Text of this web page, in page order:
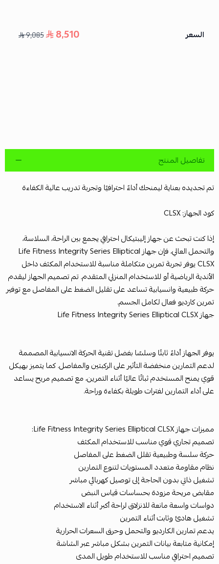
السعر 8,510
9,085
تفاصيل المنتج
تم تجديده بعناية ليمنحك أداءً احترافيًا وتجربة تدريب عالية الكفاءة
كود الجهاز: CLSX
إذا كنت تبحث عن جهاز إليبتيكال احترافي يجمع بين الراحة، السلاسة،
والتحمل العالي، فإن جهاز Life Fitness Integrity Series Elliptical
CLSX يوفر تجربة تمرين متكاملة مناسبة للاستخدام المكثف داخل
الأندية الرياضية أو للاستخدام المنزلي المتقدم. تم تصميم الجهاز ليقدم
حركة طبيعية وانسيابية تساعد على تقليل الضغط على المفاصل مع توفير
تمرين كارديو فعال لكامل الجسم.
جهاز Life Fitness Integrity Series Elliptical CLSX
يوفر الجهاز أداءً ثابتًا وسلسًا بفضل تقنية الحركة الانسيابية المصممة
لدعم التمارين منخفضة التأثير على الركبتين والمفاصل. كما يتميز بهيكل
قوي يمنح المستخدم ثباتًا عاليًا أثناء التمرين، مع تصميم مريح يساعد
على أداء التمارين لفترات طويلة بكفاءة وراحة.
مميزات جهاز Life Fitness Integrity Series Elliptical CLSX:
تصميم تجاري قوي مناسب للاستخدام المكثف
حركة سلسة وطبيعية تقلل الضغط على المفاصل
نظام مقاومة متعدد المستويات لتنوع التمارين
تشغيل ذاتي بدون الحاجة إلى توصيل كهربائي مباشر
مقابض مريحة مزودة بحساسات قياس النبض
دواسات واسعة مانعة للانزلاق لراحة أكبر أثناء الاستخدام
تشغيل هادئ وثابت أثناء التمرين
يدعم تمارين الكارديو والتحمل وحرق السعرات الحرارية
إمكانية متابعة بيانات التمرين بشكل مباشر عبر الشاشة
تصميم احترافي مناسب للاستخدام طويل المدى